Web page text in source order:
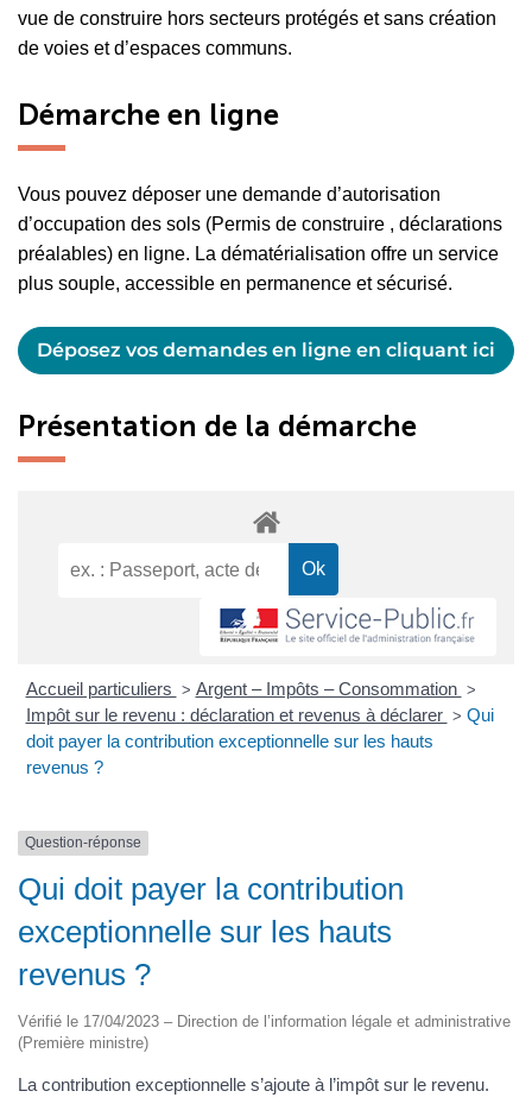
vue de construire hors secteurs protégés et sans création
de voies et d’espaces communs.
Démarche en ligne
Vous pouvez déposer une demande d’autorisation
d’occupation des sols (Permis de construire , déclarations
préalables) en ligne. La dématérialisation offre un service
plus souple, accessible en permanence et sécurisé.
Déposez vos demandes en ligne en cliquant ici
Présentation de la démarche
Accueil particuliers > Argent – Impôts – Consommation >
Impôt sur le revenu : déclaration et revenus à déclarer > Qui
doit payer la contribution exceptionnelle sur les hauts
revenus ?
Question-réponse
Qui doit payer la contribution
exceptionnelle sur les hauts
revenus ?
Vérifié le 17/04/2023 – Direction de l’information légale et administrative
(Première ministre)
La contribution exceptionnelle s’ajoute à l’impôt sur le revenu.